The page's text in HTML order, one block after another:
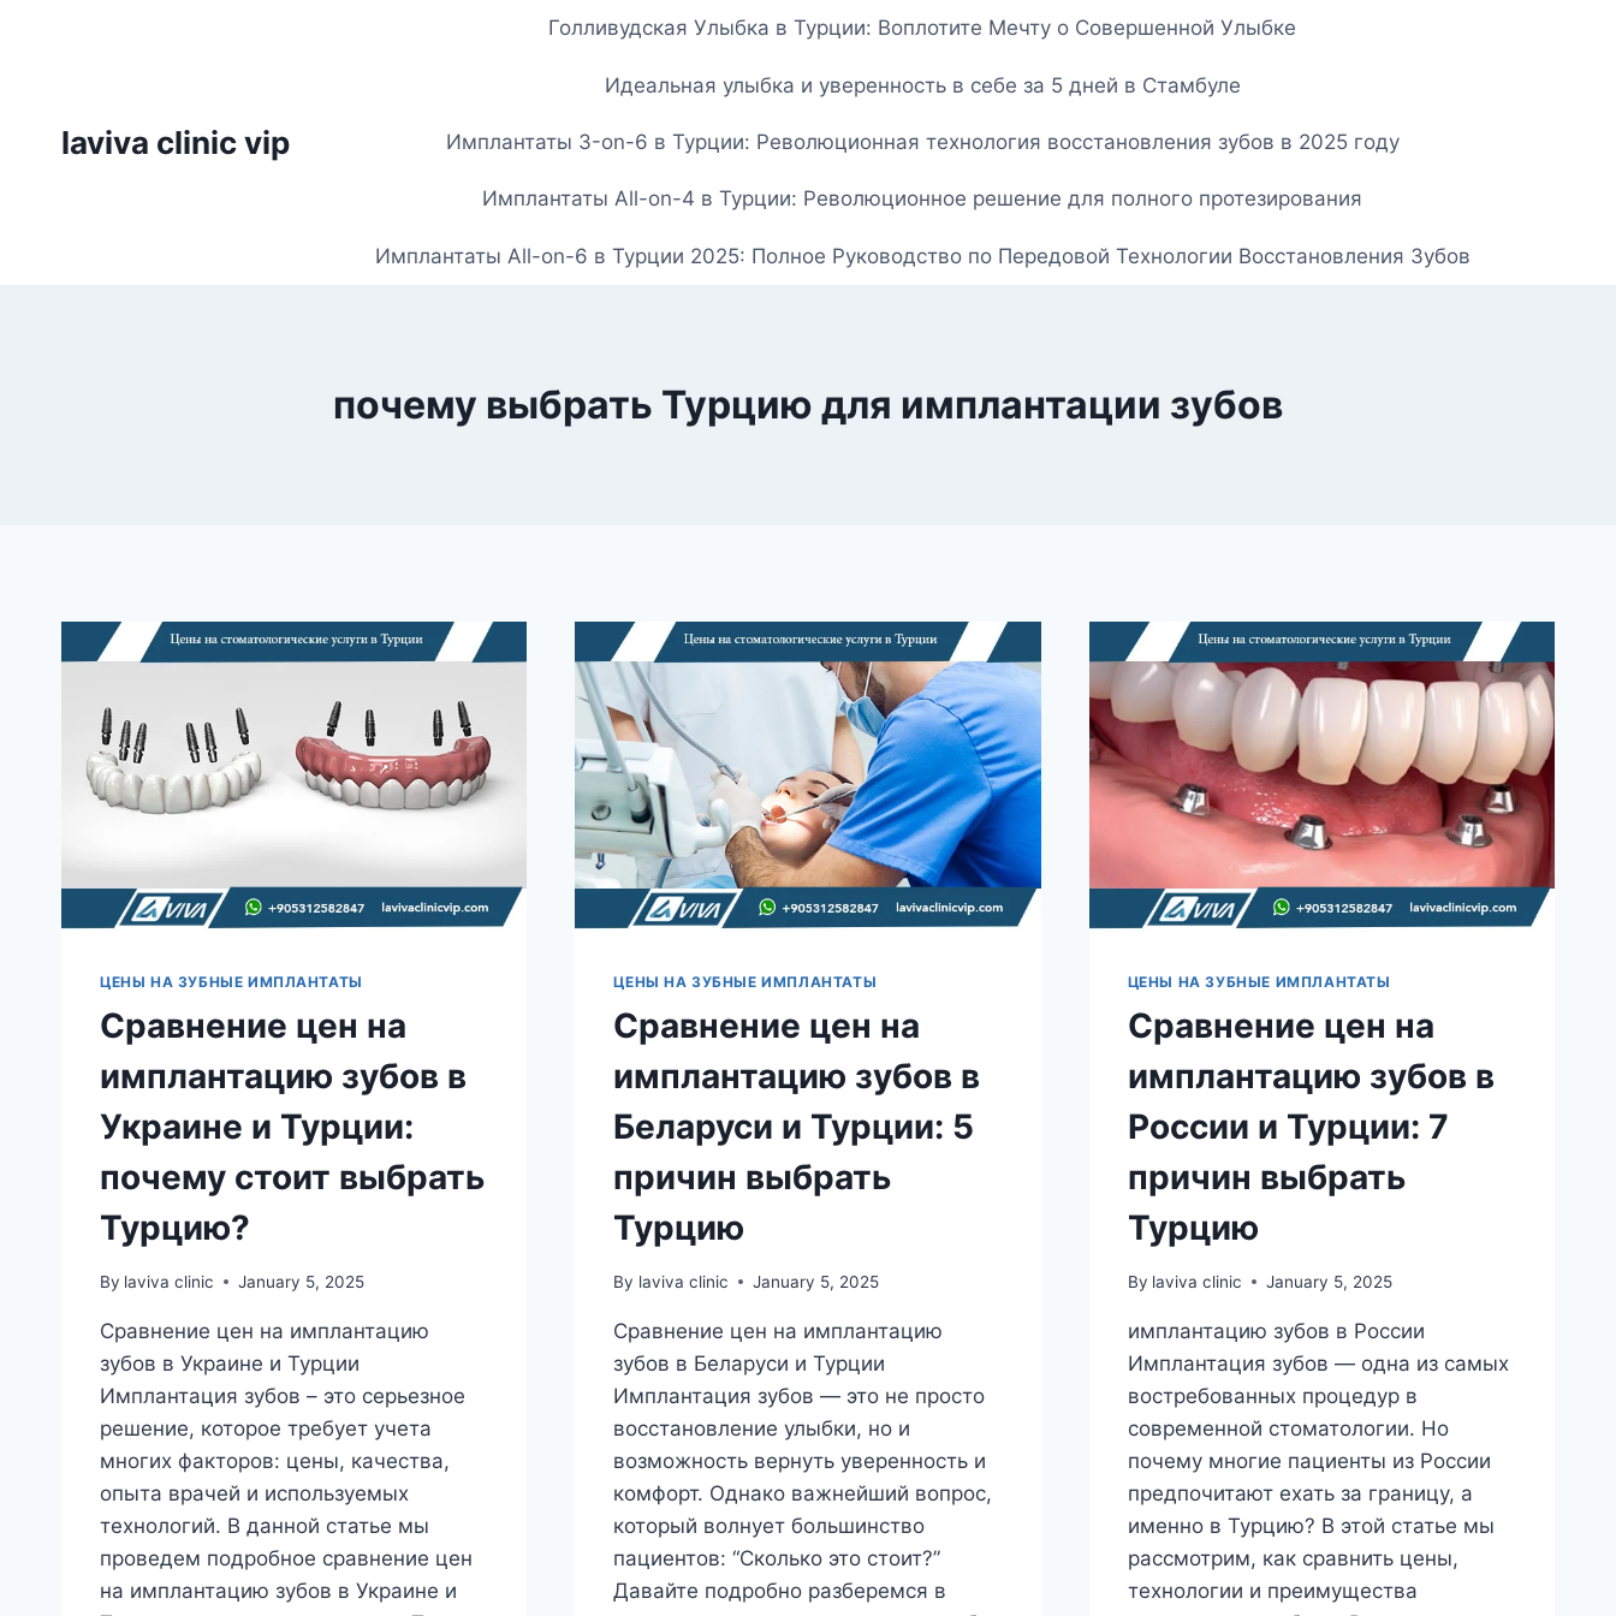
laviva clinic vip
Голливудская Улыбка в Турции: Воплотите Мечту о Совершенной Улыбке
Идеальная улыбка и уверенность в себе за 5 дней в Стамбуле
Имплантаты 3-on-6 в Турции: Революционная технология восстановления зубов в 2025 году
Имплантаты All-on-4 в Турции: Революционное решение для полного протезирования
Имплантаты All-on-6 в Турции 2025: Полное Руководство по Передовой Технологии Восстановления Зубов
почему выбрать Турцию для имплантации зубов
ЦЕНЫ НА ЗУБНЫЕ ИМПЛАНТАТЫ
Сравнение цен на
имплантацию зубов в
Украине и Турции:
почему стоит выбрать
Турцию?
By laviva clinic January 5, 2025
Сравнение цен на имплантацию
зубов в Украине и Турции
Имплантация зубов – это серьезное
решение, которое требует учета
многих факторов: цены, качества,
опыта врачей и используемых
технологий. В данной статье мы
проведем подробное сравнение цен
на имплантацию зубов в Украине и
ЦЕНЫ НА ЗУБНЫЕ ИМПЛАНТАТЫ
Сравнение цен на
имплантацию зубов в
Беларуси и Турции: 5
причин выбрать
Турцию
By laviva clinic January 5, 2025
Сравнение цен на имплантацию
зубов в Беларуси и Турции
Имплантация зубов — это не просто
восстановление улыбки, но и
возможность вернуть уверенность и
комфорт. Однако важнейший вопрос,
который волнует большинство
пациентов: “Сколько это стоит?”
Давайте подробно разберемся в
ЦЕНЫ НА ЗУБНЫЕ ИМПЛАНТАТЫ
Сравнение цен на
имплантацию зубов в
России и Турции: 7
причин выбрать
Турцию
By laviva clinic January 5, 2025
имплантацию зубов в России
Имплантация зубов — одна из самых
востребованных процедур в
современной стоматологии. Но
почему многие пациенты из России
предпочитают ехать за границу, а
именно в Турцию? В этой статье мы
рассмотрим, как сравнить цены,
технологии и преимущества